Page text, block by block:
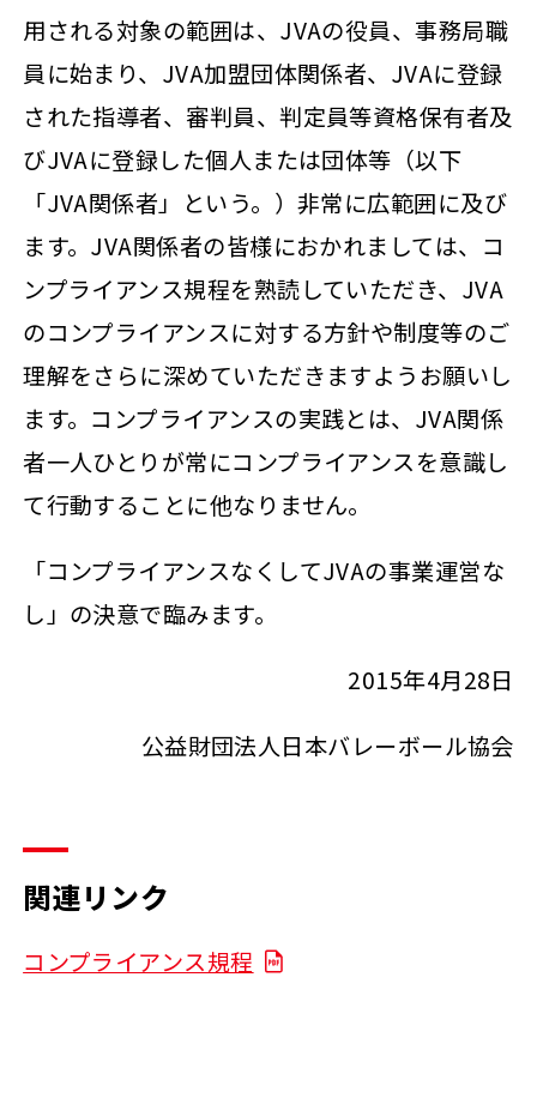
用される対象の範囲は、JVAの役員、事務局職
員に始まり、JVA加盟団体関係者、JVAに登録
された指導者、審判員、判定員等資格保有者及
びJVAに登録した個人または団体等（以下
「JVA関係者」という。）非常に広範囲に及び
ます。JVA関係者の皆様におかれましては、コ
ンプライアンス規程を熟読していただき、JVA
のコンプライアンスに対する方針や制度等のご
理解をさらに深めていただきますようお願いし
ます。コンプライアンスの実践とは、JVA関係
者一人ひとりが常にコンプライアンスを意識し
て行動することに他なりません。
「コンプライアンスなくしてJVAの事業運営な
し」の決意で臨みます。
2015年4月28日
公益財団法人日本バレーボール協会
関連リンク
コンプライアンス規程